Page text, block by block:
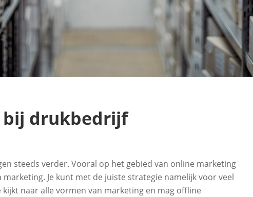
bij drukbedrijf
steeds verder. Vooral op het gebied van online marketing
Je kunt met de juiste strategie namelijk voor veel
naar alle vormen van marketing en mag offline